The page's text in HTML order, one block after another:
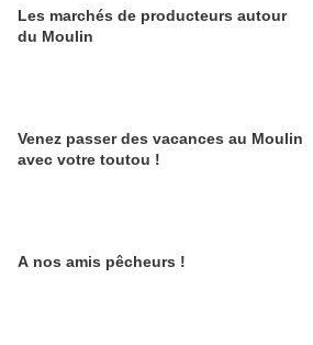
Les marchés de producteurs autour
du Moulin
Venez passer des vacances au Moulin
avec votre toutou !
A nos amis pêcheurs !